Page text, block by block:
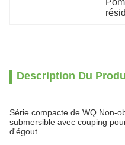
Description Du
Série compacte de WQ Non-
submersible avec couping
d'égout